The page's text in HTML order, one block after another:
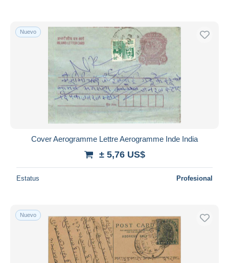
Nuevo
Cover Aerogramme Lettre Aerogramme Inde India
± 5,76 US$
Estatus Profesional
Nuevo